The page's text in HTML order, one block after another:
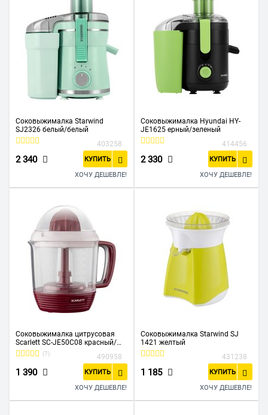
Соковыжималка Starwind
SJ2326 белый/белый
403258
2 340 КУПИТЬ
ХОЧУ ДЕШЕВЛЕ!
Соковыжималка Hyundai HY-
JE1625 ерный/зеленый
414456
2 330 КУПИТЬ
ХОЧУ ДЕШЕВЛЕ!
Соковыжималка цитрусовая
Scarlett SC-JE50C08 красный/
белый
(7) 490958
1 390 КУПИТЬ
ХОЧУ ДЕШЕВЛЕ!
Соковыжималка Starwind SJ
1421 желтый
431238
1 185 КУПИТЬ
ХОЧУ ДЕШЕВЛЕ!